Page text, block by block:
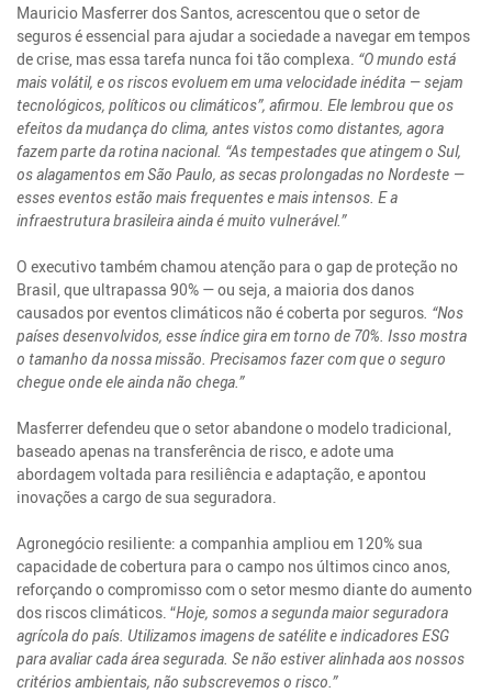
Mauricio Masferrer dos Santos, acrescentou que o setor de
seguros é essencial para ajudar a sociedade a navegar em tempos
de crise, mas essa tarefa nunca foi tão complexa. “O mundo está
mais volátil, e os riscos evoluem em uma velocidade inédita — sejam
tecnológicos, políticos ou climáticos”, afirmou. Ele lembrou que os
efeitos da mudança do clima, antes vistos como distantes, agora
fazem parte da rotina nacional. “As tempestades que atingem o Sul,
os alagamentos em São Paulo, as secas prolongadas no Nordeste —
esses eventos estão mais frequentes e mais intensos. E a
infraestrutura brasileira ainda é muito vulnerável.”
O executivo também chamou atenção para o gap de proteção no
Brasil, que ultrapassa 90% — ou seja, a maioria dos danos
causados por eventos climáticos não é coberta por seguros . “Nos
países desenvolvidos, esse índice gira em torno de 70%. Isso mostra
o tamanho da nossa missão. Precisamos fazer com que o seguro
chegue onde ele ainda não chega.”
Masferrer defendeu que o setor abandone o modelo tradicional,
baseado apenas na transferência de risco, e adote uma
abordagem voltada para resiliência e adaptação, e apontou
inovações a cargo de sua seguradora.
Agronegócio resiliente: a companhia ampliou em 120% sua
capacidade de cobertura para o campo nos últimos cinco anos,
reforçando o compromisso com o setor mesmo diante do aumento
dos riscos climáticos. “Hoje, somos a segunda maior seguradora
agrícola do país. Utilizamos imagens de satélite e indicadores ESG
para avaliar cada área segurada. Se não estiver alinhada aos nossos
critérios ambientais, não subscrevemos o risco.”